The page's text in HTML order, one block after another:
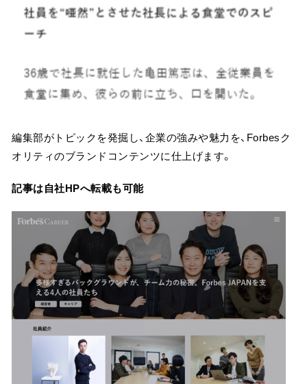
編集部がトピックを発掘し、企業の強みや魅力を、Forbesク
オリティのブランドコンテンツに仕上げます。
記事は自社HPへ転載も可能